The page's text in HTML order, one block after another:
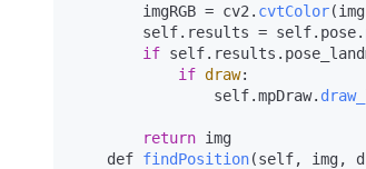
        imgRGB = cv2.
cvtColor
        self.
results = self. pose.
if self. results .
if draw:
                self.
mpDraw.
return img
    def
findPosition(self, img,